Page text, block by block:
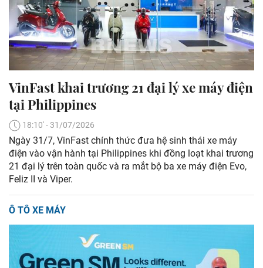
VinFast khai trương 21 đại lý xe máy điện
tại Philippines
18:10' - 31/07/2026
Ngày 31/7, VinFast chính thức đưa hệ sinh thái xe máy
điện vào vận hành tại Philippines khi đồng loạt khai trương
21 đại lý trên toàn quốc và ra mắt bộ ba xe máy điện Evo,
Feliz II và Viper.
Ô TÔ XE MÁY